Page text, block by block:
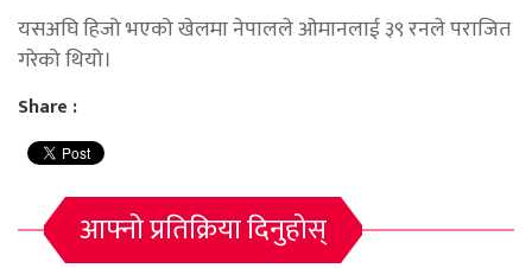
यसअघि हिजो भएको खेलमा नेपालले ओमानलाई ३९ रनले पराजित
गरेको थियो।
Share :
आफ्नो प्रतिक्रिया दिनुहोस्